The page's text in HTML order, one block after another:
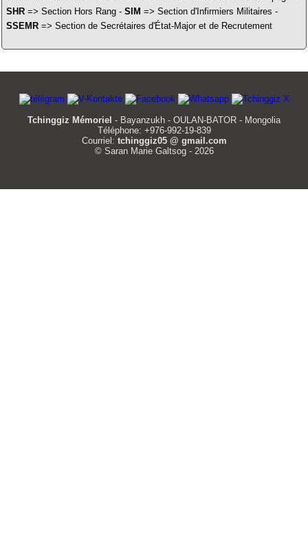
SHR=> Section Hors Rang - SIM => Section d'Infirmiers Militaires -
SSEMR=> Section de Secrétaires d'État-Major et de Recrutement
Tchinggiz Mémoriel - Bayanzukh - OULAN-BATOR - Mongolia
Téléphone: +976-992-19-839
Courriel: tchinggiz05 @ gmail.com
© Saran Marie Galtsog - 2026